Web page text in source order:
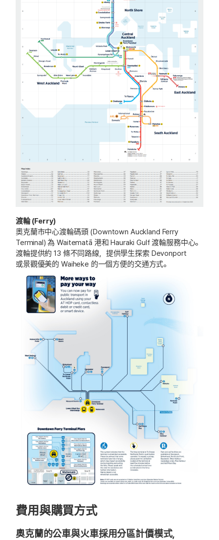
渡輪 (Ferry)
奧克蘭市中心渡輪碼頭 (Downtown Auckland Ferry
Terminal) 為 Waitematā 港和 Hauraki Gulf 渡輪服務中心。
渡輪提供約 13 條不同路線，提供學生探索 Devonport
或景觀優美的 Waiheke 的一個方便的交通方式。
費用與購買方式
奧克蘭的公車與火車採用分區計價模式，